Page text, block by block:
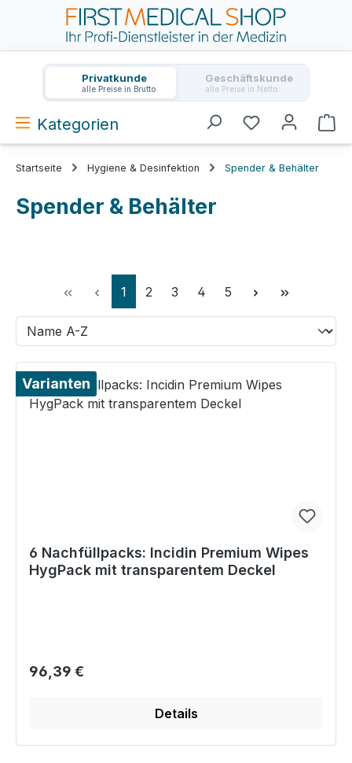
Zum Hauptinhalt springen
Privatkunde
alle Preise in Brutto
Geschäftskunde
alle Preise in Netto
Kategorien
Startseite Hygiene & Desinfektion Spender & Behälter
Spender & Behälter
Seite
1 Seite
2 Seite
3 Seite
4 Seite
5
Varianten
6 Nachfüllpacks: Incidin Premium Wipes
HygPack mit transparentem Deckel
Regulärer Preis:
96,39 €
Details